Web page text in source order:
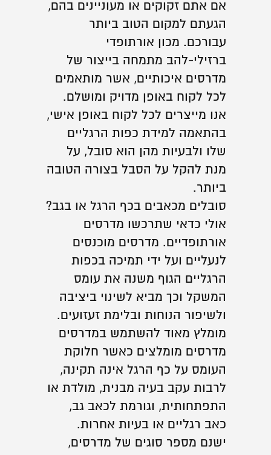
אם אתם זקוקים או מעוניינים בהם,
הגעתם למקום הטוב ביותר
עבורכם. מכון אורתופדי
ברזילי-להב מתמחה בייצור של
מדרסים איכותיים, אשר מותאמים
לכל לקוח באופן מדויק ומושלם.
אנו מייצרים לכל לקוח באופן אישי,
בהתאמה למידת כפות הרגליים
שלו ולבעיות מהן הוא סובל, על
מנת להקל על הסבל בצורה הטובה
ביותר.
סובלים מכאבים בכף הרגל או בגב?
אולי כדאי שתרכשו מדרסים
אורתופדיים. מדרסים מוכנסים
לנעליים ועל ידי תמיכה בכפות
הרגליים הגוף משנה את עומס
המשקל וכך מביא לשינוי ביציבה
ולשיפור הנוחות ובלימת זעזועים.
מומלץ מאוד להשתמש במדרסים
מדרסים מומלצים כאשר חלוקת
העומס על כף הרגל אינה תקינה,
לרבות עקב בעיה מבנית, מולדת או
התפתחותית, וגורמת לכאב גב,
כאב רגליים או בעיות אחרות.
ישנם מספר סוגים של מדרסים,